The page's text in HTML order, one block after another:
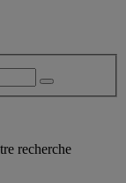
recherche